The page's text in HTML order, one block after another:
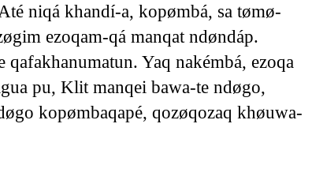
niqá khandí-a, kopømbá, sa tømø-
ezoqam-qá manqat ndøndáp.
Yaq nakémbá, ezoqa
pu, Klit manqei bawa-te ndøgo,
kopømbaqapé, qozøqozaq khøuwa-